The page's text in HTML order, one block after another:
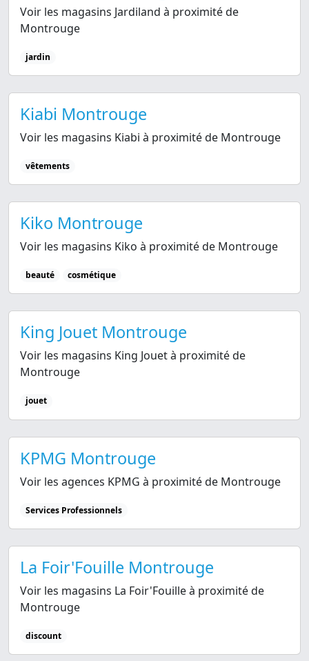
Voir les magasins Jardiland à proximité de
Montrouge
jardin
Kiabi Montrouge
Voir les magasins Kiabi à proximité de Montrouge
vêtements
Kiko Montrouge
Voir les magasins Kiko à proximité de Montrouge
beauté cosmétique
King Jouet Montrouge
Voir les magasins King Jouet à proximité de
Montrouge
jouet
KPMG Montrouge
Voir les agences KPMG à proximité de Montrouge
Services Professionnels
La Foir'Fouille Montrouge
Voir les magasins La Foir'Fouille à proximité de
Montrouge
discount